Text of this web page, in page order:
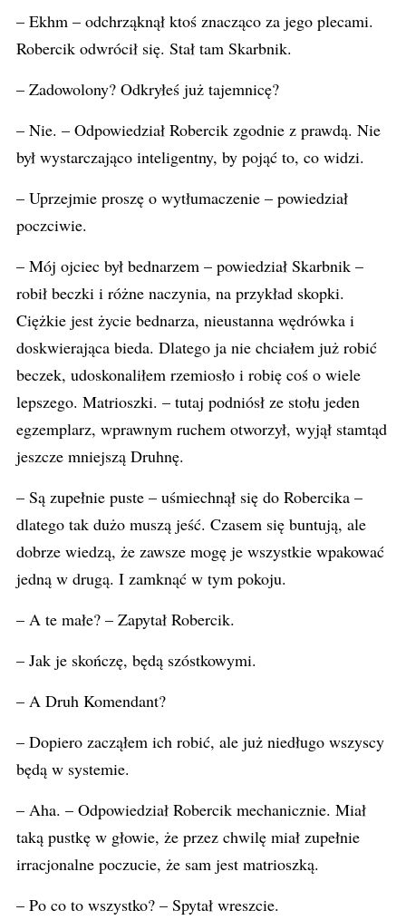
– Ekhm – odchrząknął ktoś znacząco za jego plecami.
Robercik odwrócił się. Stał tam Skarbnik.
– Zadowolony? Odkryłeś już tajemnicę?
– Nie. – Odpowiedział Robercik zgodnie z prawdą. Nie
był wystarczająco inteligentny, by pojąć to, co widzi.
– Uprzejmie proszę o wytłumaczenie – powiedział
poczciwie.
– Mój ojciec był bednarzem – powiedział Skarbnik –
robił beczki i różne naczynia, na przykład skopki.
Ciężkie jest życie bednarza, nieustanna wędrówka i
doskwierająca bieda. Dlatego ja nie chciałem już robić
beczek, udoskonaliłem rzemiosło i robię coś o wiele
lepszego. Matrioszki. – tutaj podniósł ze stołu jeden
egzemplarz, wprawnym ruchem otworzył, wyjął stamtąd
jeszcze mniejszą Druhnę.
– Są zupełnie puste – uśmiechnął się do Robercika –
dlatego tak dużo muszą jeść. Czasem się buntują, ale
dobrze wiedzą, że zawsze mogę je wszystkie wpakować
jedną w drugą. I zamknąć w tym pokoju.
– A te małe? – Zapytał Robercik.
– Jak je skończę, będą szóstkowymi.
– A Druh Komendant?
– Dopiero zacząłem ich robić, ale już niedługo wszyscy
będą w systemie.
– Aha. – Odpowiedział Robercik mechanicznie. Miał
taką pustkę w głowie, że przez chwilę miał zupełnie
irracjonalne poczucie, że sam jest matrioszką.
– Po co to wszystko? – Spytał wreszcie.